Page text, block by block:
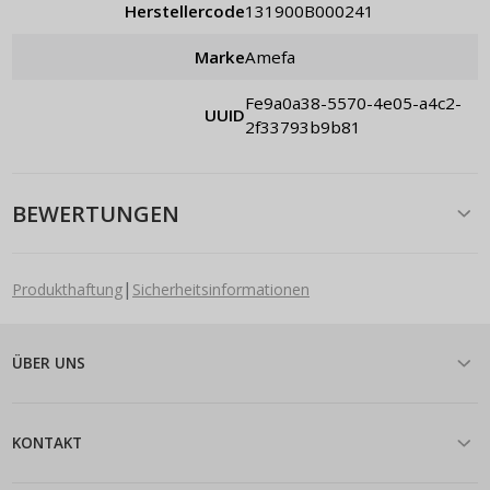
Herstellercode 131900B000241
Marke Amefa
UUID
fe9a0a38-5570-4e05-a4c2-
2f33793b9b81
BEWERTUNGEN
Produkthaftung| Sicherheitsinformationen
ÜBER UNS
KONTAKT